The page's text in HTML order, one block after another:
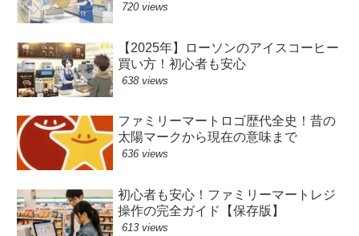
720 views
【2025年】ローソンのアイスコーヒー
買い方！初心者も安心
638 views
ファミリーマートロゴ歴代全史！昔の
太陽マークから現在の意味まで
636 views
初心者も安心！ファミリーマートレジ
操作の完全ガイド【保存版】
613 views